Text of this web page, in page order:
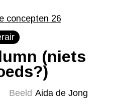
(niets
Beeld Aida de Jong